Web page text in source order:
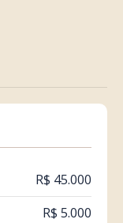
R$ 45.000
R$ 5.000